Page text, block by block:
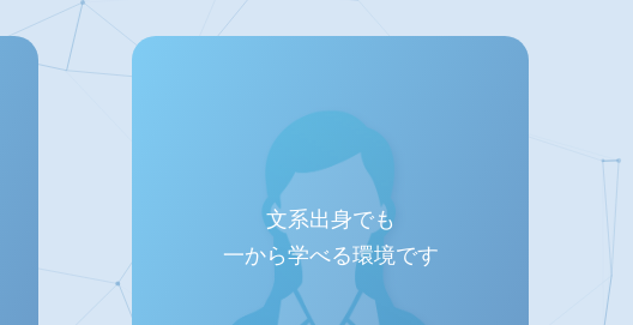
文系出身でも
一から学べる環境です